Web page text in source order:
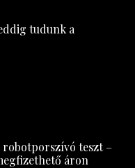
tudunk a
robotporszívó teszt –
áron